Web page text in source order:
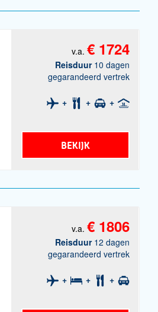
v.a.€ 1724
Reisduur 10 dagen
gegarandeerd vertrek
BEKIJK
v.a.€ 1806
Reisduur 12 dagen
gegarandeerd vertrek